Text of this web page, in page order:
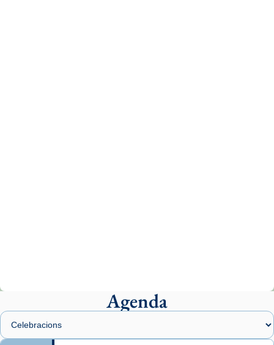
presidit aquest 27 de juliol la missa de Les
Santes de Mataró.
🔗
Agenda